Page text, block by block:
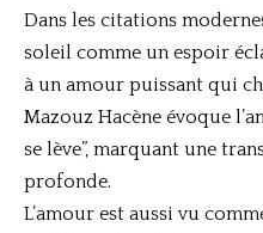
Dans les citations
soleil comme un espoir
à un amour puissant qui
Mazouz Hacène évoque
se lève”, marquant une
profonde.
L’amour est aussi vu